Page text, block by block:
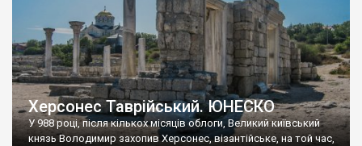
Херсонес Таврійський. ЮНЕСКО
У 988 році, після кількох місяців облоги, Великий київський
князь Володимир захопив Херсонес, візантійське, на той час,